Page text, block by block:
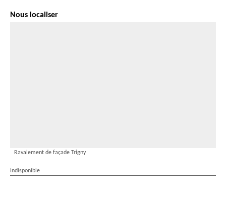
Nous localiser
Ravalement de façade Trigny
indisponible